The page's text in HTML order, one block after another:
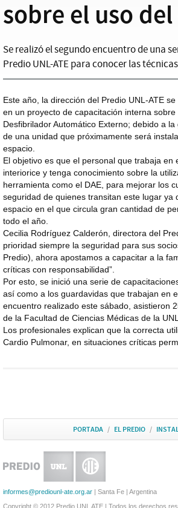
sobre el uso
Se realizó el segundo encuentro de una
Predio UNL-ATE para conocer las
Este año, la dirección del Predio UNL-ATE
en un proyecto de capacitación interna sobre
Desfibrilador Automático Externo; debido a
de una unidad que próximamente será
espacio.
El objetivo es que el personal que trabaja en
interiorice y tenga conocimiento sobre la
herramienta como el DAE, para mejorar los
seguridad de quienes transitan este lugar ya
espacio en el que circula gran cantidad de
todo el año.
Cecilia Rodríguez Calderón, directora del
prioridad siempre la seguridad para sus
Predio), ahora apostamos a capacitar a la
críticas con responsabilidad”.
Por esto, se inició una serie de
así como a los guardavidas que trabajan en
encuentro realizado este sábado, asistieron
de la Facultad de Ciencias Médicas de la UNL.
Los profesionales explican que la correcta
Cardio Pulmonar, en situaciones críticas
PORTADA / EL PREDIO /
informes@prediounl-ate.org.ar | Santa Fe | Argentina
Copyright © 2012 Predio UNL ATE | Todos los derechos